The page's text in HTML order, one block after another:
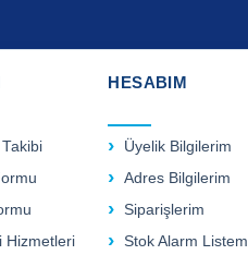
Hizmetleri
HESABIM
Üyelik Bilgilerim
Adres Bilgilerim
Siparişlerim
Stok Alarm Listem